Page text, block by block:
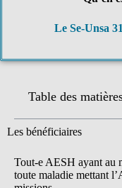
Le Se-Unsa
Table des
Les bénéficiaires
Tout-e AESH ayant au
toute maladie mettant